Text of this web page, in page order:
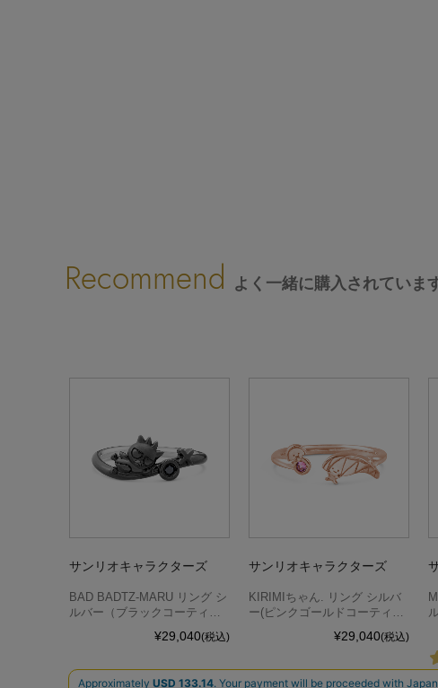
Recommend よく一緒に購入されていま
サンリオキャラクターズ
BAD BADTZ-MARU リング シ
ルバー（ブラックコーティン
¥29,040(税込)
サンリオキャラクターズ
KIRIMIちゃん. リング シルバ
ー(ピンクゴールドコーティン
¥29,040(税込)